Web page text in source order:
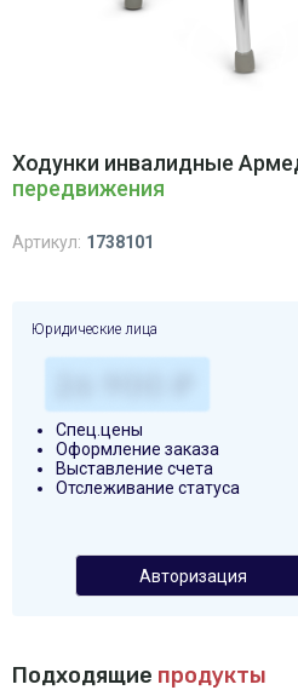
Ходунки инвалидные
передвижения
Артикул: 1738101
Юридические лица
Спец.цены
Оформление заказа
Выставление счета
Отслеживание статуса
Авторизация
Подходящие продукты